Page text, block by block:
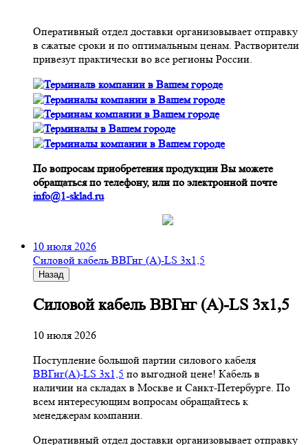
Оперативный отдел доставки организовывает отправку
в сжатые сроки и по оптимальным ценам. Растворители
привезут практически во все регионы России.
По вопросам приобретения продукции Вы можете
обращаться по телефону, или по электронной почте
info@1-sklad.ru
10 июля 2026
Cиловой кабель ВВГнг (A)-LS 3х1,5
Назад
Cиловой кабель ВВГнг (A)-LS 3х1,5
10 июля 2026
Поступление большой партии силового кабеля
ВВГнг(A)-LS 3х1,5 по выгодной цене! Кабель в
наличии на складах в Москве и Санкт-Петербурге. По
всем интересующим вопросам обращайтесь к
менеджерам компании.
Оперативный отдел доставки организовывает отправку